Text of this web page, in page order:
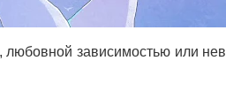
зависимостью или